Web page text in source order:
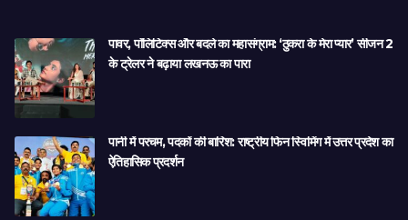
पावर, पॉलिटिक्स और बदले का महासंग्राम: ‘ठुकरा के मेरा प्यार’ सीजन 2
के ट्रेलर ने बढ़ाया लखनऊ का पारा
पानी में परचम, पदकों की बारिश: राष्ट्रीय फिन स्विमिंग में उत्तर प्रदेश का
ऐतिहासिक प्रदर्शन